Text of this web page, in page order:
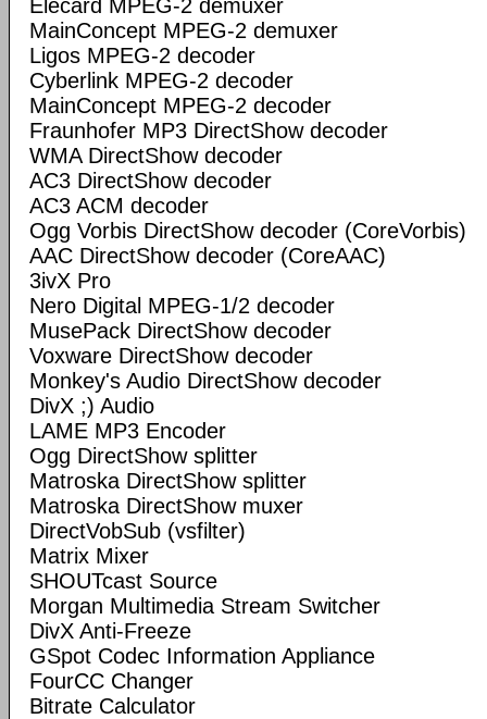
Elecard MPEG-2 demuxer
MainConcept MPEG-2 demuxer
Ligos MPEG-2 decoder
Cyberlink MPEG-2 decoder
MainConcept MPEG-2 decoder
Fraunhofer MP3 DirectShow decoder
WMA DirectShow decoder
AC3 DirectShow decoder
AC3 ACM decoder
Ogg Vorbis DirectShow decoder (CoreVorbis)
AAC DirectShow decoder (CoreAAC)
3ivX Pro
Nero Digital MPEG-1/2 decoder
MusePack DirectShow decoder
Voxware DirectShow decoder
Monkey's Audio DirectShow decoder
DivX ;) Audio
LAME MP3 Encoder
Ogg DirectShow splitter
Matroska DirectShow splitter
Matroska DirectShow muxer
DirectVobSub (vsfilter)
Matrix Mixer
SHOUTcast Source
Morgan Multimedia Stream Switcher
DivX Anti-Freeze
GSpot Codec Information Appliance
FourCC Changer
Bitrate Calculator